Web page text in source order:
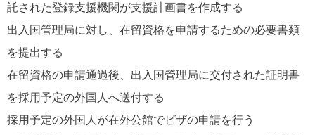
託された登録支援機関が支援計画書を作成する
出入国管理局に対し、在留資格を申請するための必要書類
を提出する
在留資格の申請通過後、出入国管理局に交付された証明書
を採用予定の外国人へ送付する
採用予定の外国人が在外公館でビザの申請を行う